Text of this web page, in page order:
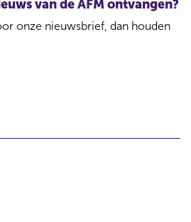
van de AFM ontvangen?
onze nieuwsbrief, dan houden